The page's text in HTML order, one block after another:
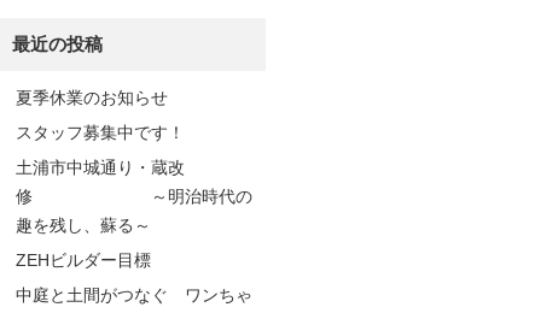
最近の投稿
夏季休業のお知らせ
スタッフ募集中です！
土浦市中城通り・蔵改
修 ～明治時代の
趣を残し、蘇る～
ZEHビルダー目標
中庭と土間がつなぐ ワンちゃ